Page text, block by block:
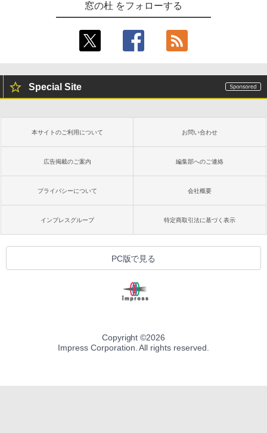
窓の杜 をフォローする
Special Site
本サイトのご利用について お問い合わせ
広告掲載のご案内 編集部へのご連絡
プライバシーについて 会社概要
インプレスグループ 特定商取引法に基づく表示
PC版で見る
Copyright ©2026
Impress Corporation. All rights reserved.